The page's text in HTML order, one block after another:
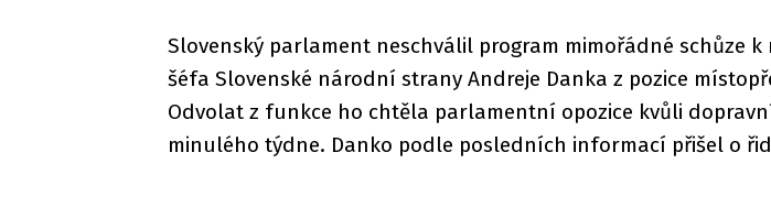
Slovenský parlament neschválil program mimořádné schůze
šéfa Slovenské národní strany Andreje Danka z pozice
Odvolat z funkce ho chtěla parlamentní opozice kvůli
minulého týdne. Danko podle posledních informací přišel o